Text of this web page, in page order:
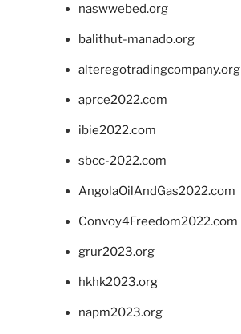
naswwebed.org
balithut-manado.org
alteregotradingcompany.org
aprce2022.com
ibie2022.com
sbcc-2022.com
AngolaOilAndGas2022.com
Convoy4Freedom2022.com
grur2023.org
hkhk2023.org
napm2023.org